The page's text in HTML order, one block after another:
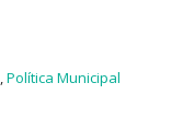
,Política Municipal